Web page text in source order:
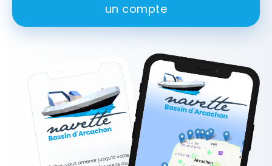
un compte